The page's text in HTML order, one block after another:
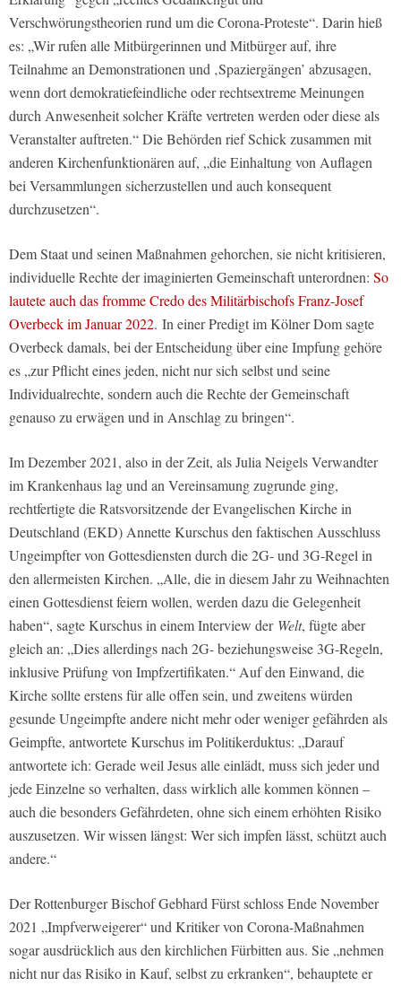
Verschwörungstheorien rund um die Corona-Proteste“. Darin hieß
es: „Wir rufen alle Mitbürgerinnen und Mitbürger auf, ihre
Teilnahme an Demonstrationen und ‚Spaziergängen’ abzusagen,
wenn dort demokratiefeindliche oder rechtsextreme Meinungen
durch Anwesenheit solcher Kräfte vertreten werden oder diese als
Veranstalter auftreten.“ Die Behörden rief Schick zusammen mit
anderen Kirchenfunktionären auf, „die Einhaltung von Auflagen
bei Versammlungen sicherzustellen und auch konsequent
durchzusetzen“.
Dem Staat und seinen Maßnahmen gehorchen, sie nicht kritisieren,
individuelle Rechte der imaginierten Gemeinschaft unterordnen: So
lautete auch das fromme Credo des Militärbischofs Franz-Josef
Overbeck im Januar 2022. In einer Predigt im Kölner Dom sagte
Overbeck damals, bei der Entscheidung über eine Impfung gehöre
es „zur Pflicht eines jeden, nicht nur sich selbst und seine
Individualrechte, sondern auch die Rechte der Gemeinschaft
genauso zu erwägen und in Anschlag zu bringen“.
Im Dezember 2021, also in der Zeit, als Julia Neigels Verwandter
im Krankenhaus lag und an Vereinsamung zugrunde ging,
rechtfertigte die Ratsvorsitzende der Evangelischen Kirche in
Deutschland (EKD) Annette Kurschus den faktischen Ausschluss
Ungeimpfter von Gottesdiensten durch die 2G- und 3G-Regel in
den allermeisten Kirchen. „Alle, die in diesem Jahr zu Weihnachten
einen Gottesdienst feiern wollen, werden dazu die Gelegenheit
haben“, sagte Kurschus in einem Interview der Welt, fügte aber
gleich an: „Dies allerdings nach 2G- beziehungsweise 3G-Regeln,
inklusive Prüfung von Impfzertifikaten.“ Auf den Einwand, die
Kirche sollte erstens für alle offen sein, und zweitens würden
gesunde Ungeimpfte andere nicht mehr oder weniger gefährden als
Geimpfte, antwortete Kurschus im Politikerduktus: „Darauf
antwortete ich: Gerade weil Jesus alle einlädt, muss sich jeder und
jede Einzelne so verhalten, dass wirklich alle kommen können –
auch die besonders Gefährdeten, ohne sich einem erhöhten Risiko
auszusetzen. Wir wissen längst: Wer sich impfen lässt, schützt auch
andere.“
Der Rottenburger Bischof Gebhard Fürst schloss Ende November
2021 „Impfverweigerer“ und Kritiker von Corona-Maßnahmen
sogar ausdrücklich aus den kirchlichen Fürbitten aus. Sie „nehmen
nicht nur das Risiko in Kauf, selbst zu erkranken“, behauptete er